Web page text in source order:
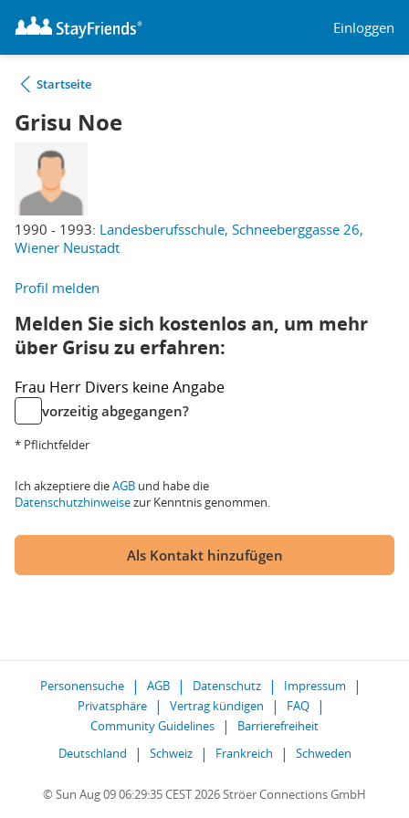
Einloggen
Startseite
Grisu Noe
1990 - 1993: Landesberufsschule, Schneeberggasse 26,
Wiener Neustadt
Profil melden
Melden Sie sich kostenlos an, um mehr
über Grisu zu erfahren:
Frau Herr Divers keine Angabe
vorzeitig abgegangen?
* Pflichtfelder
Ich akzeptiere dieAGB und habe die
Datenschutzhinweisezur Kenntnis genommen.
Als Kontakt hinzufügen
Personensuche AGB Datenschutz
Impressum
Privatsphäre
Vertrag kündigen
FAQ
Community Guidelines
Barrierefreiheit
Deutschland
Schweiz Frankreich Schweden
© Sun Aug 09 06:29:35 CEST 2026 Ströer Connections GmbH